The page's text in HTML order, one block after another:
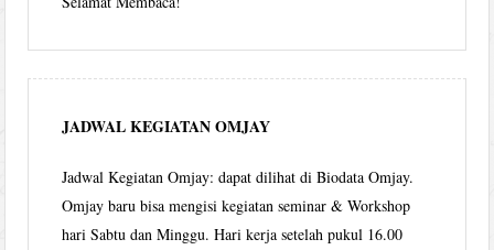
JADWAL KEGIATAN OMJAY
Jadwal Kegiatan Omjay: dapat dilihat di Biodata Omjay.
Omjay baru bisa mengisi kegiatan seminar & Workshop
hari Sabtu dan Minggu. Hari kerja setelah pukul 16.00